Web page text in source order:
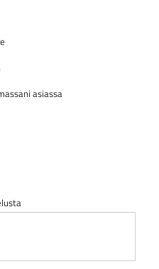
asiassa